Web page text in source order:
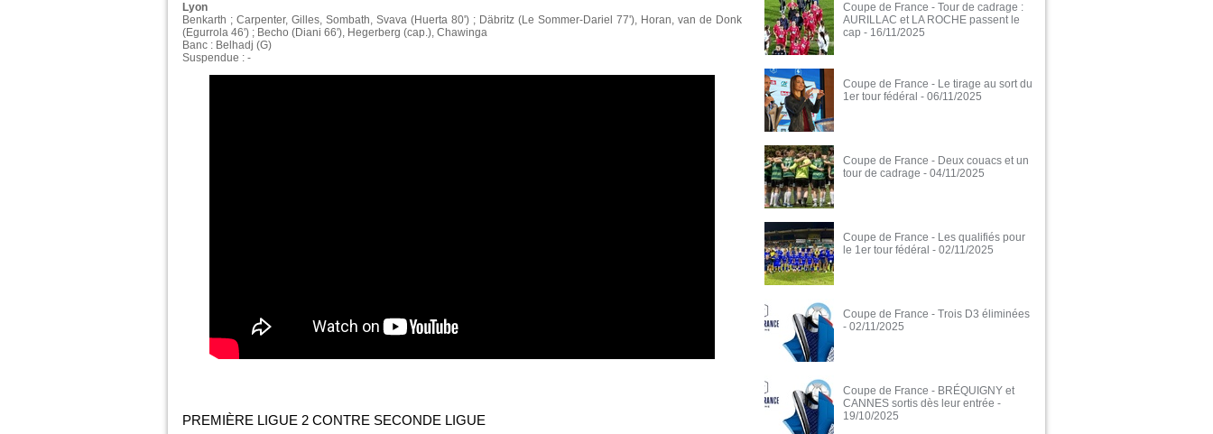
Lyon
Benkarth ; Carpenter, Gilles, Sombath, Svava (Huerta 80') ; Däbritz (Le Sommer-Dariel 77'), Horan, van de Donk
(Egurrola 46') ; Becho (Diani 66'), Hegerberg (cap.), Chawinga
Banc : Belhadj (G)
Suspendue : -
PREMIÈRE LIGUE 2 CONTRE SECONDE LIGUE
Coupe de France - Tour de cadrage :
AURILLAC et LA ROCHE passent le
cap - 16/11/2025
Coupe de France - Le tirage au sort du
1er tour fédéral - 06/11/2025
Coupe de France - Deux couacs et un
tour de cadrage - 04/11/2025
Coupe de France - Les qualifiés pour
le 1er tour fédéral - 02/11/2025
Coupe de France - Trois D3 éliminées
- 02/11/2025
Coupe de France - BRÉQUIGNY et
CANNES sortis dès leur entrée -
19/10/2025